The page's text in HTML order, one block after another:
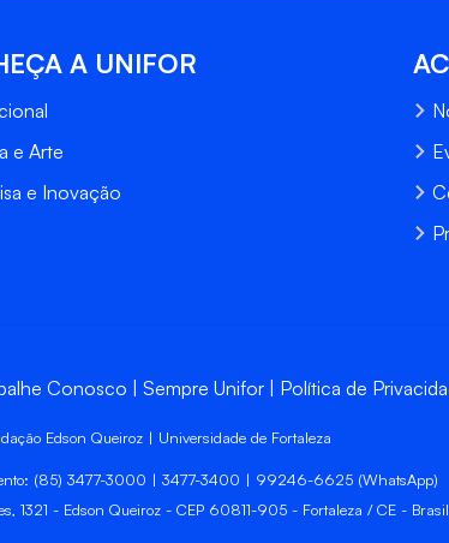
A UNIFOR
e Arte
e Inovação
Conosco Sempre Unifor Política de
Edson Queiroz | Universidade de Fortaleza
(85) 3477-3000 | 3477-3400 | 99246-6625 (WhatsApp)
1321 - Edson Queiroz - CEP 60811-905 - Fortaleza / CE - Brasil